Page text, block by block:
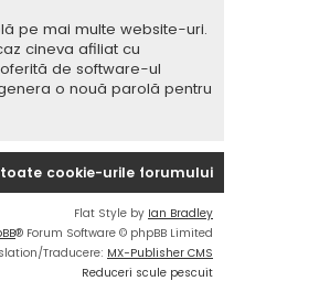
pe mai multe website-uri.
cineva afiliat cu
de software-ul
o nouă parolă pentru
toate cookie-urile forumului
Flat Style by Ian Bradley
® Forum Software © phpBB Limited
Traducere: MX-Publisher CMS
Reduceri scule pescuit